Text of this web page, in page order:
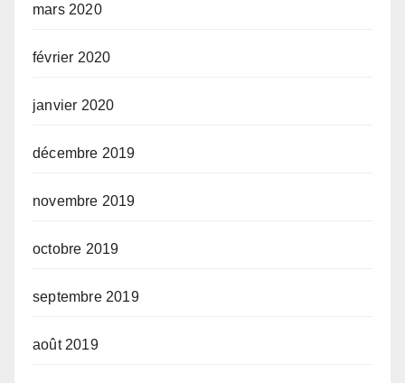
mars 2020
février 2020
janvier 2020
décembre 2019
novembre 2019
octobre 2019
septembre 2019
août 2019